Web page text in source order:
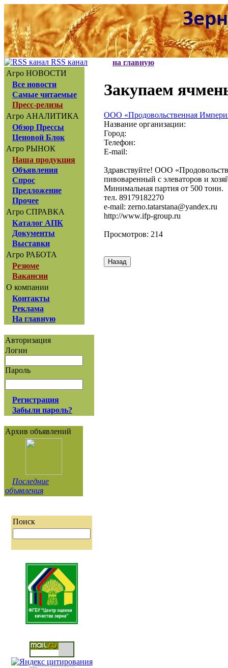
RSS канал
Агро НОВОСТИ
Все новости
Самые читаемые
Пресс-релизы
Агро АНАЛИТИКА
Обзор Прессы
Ценовой Блок
Агро РЫНОК
Наша продукция
Объявления
Спрос
Предложение
Прочее
Агро СПРАВКА
Каталог АПК
Документы
Выставки
Агро РАБОТА
Резюме
Вакансии
О компании
Контакты
Реклама
На главную
Авторизация
Логин
Пароль
Регистрация
Забыли пароль?
Архив объявлений
Последние
объявления
Поиск
на главную
Закупаем
ООО «Продовольственная
Название организации:
Город:
Телефон:
E-mail:
Здравствуйте! ООО
пивоваренный с элеваторов и
Минимальная партия от 500 тонн.
тел. 89179182270
e-mail: zerno.tatarstana@yandex.ru
http://www.ifp-group.ru
Просмотров: 214